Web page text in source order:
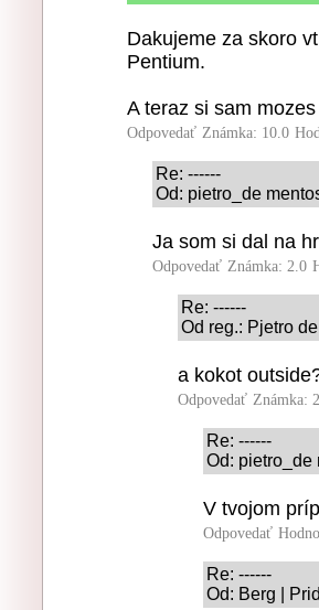
Dakujeme za skoro
Pentium.
A teraz si sam
Odpovedať Známka: 10.0
Re: ------
Od: pietro_de
Ja som si dal na
Odpovedať Známka: 2.0
Re: ------
Od reg.: Pjetro
a kokot
Odpovedať Známka:
Re: ------
Od: pietro_de
V tvojom
Odpovedať
Re: ------
Od: Berg |